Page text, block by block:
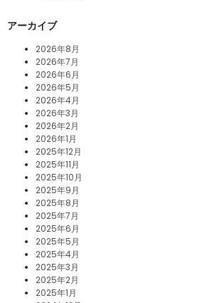
アーカイブ
2026年8月
2026年7月
2026年6月
2026年5月
2026年4月
2026年3月
2026年2月
2026年1月
2025年12月
2025年11月
2025年10月
2025年9月
2025年8月
2025年7月
2025年6月
2025年5月
2025年4月
2025年3月
2025年2月
2025年1月